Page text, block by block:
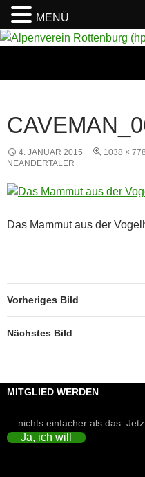
4. JANUAR 2015 1038 × 778
NEANDERTALER
Das Mammut aus der
Vorheriges Bild
Nächstes Bild
MITGLIED WERDEN
... nichts einfacher als das.
Ja, ich will
MENÜ